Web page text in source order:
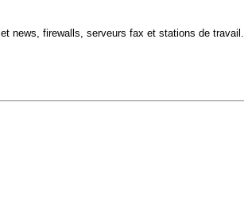
news, firewalls, serveurs fax et stations de travail.